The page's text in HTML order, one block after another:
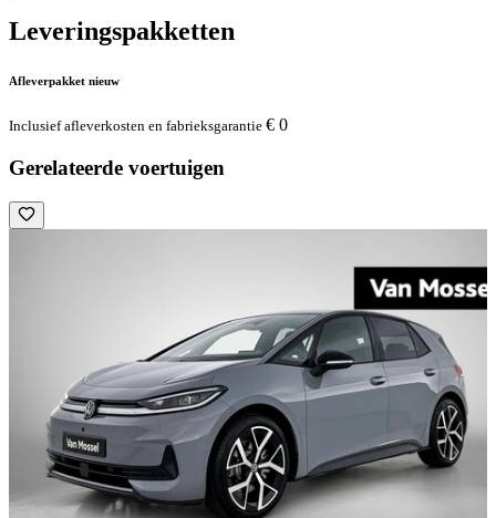
Leveringspakketten
Afleverpakket nieuw
Inclusief afleverkosten en fabrieksgarantie € 0
Gerelateerde voertuigen